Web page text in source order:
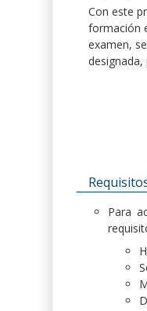
Con este
formación
examen,
Para